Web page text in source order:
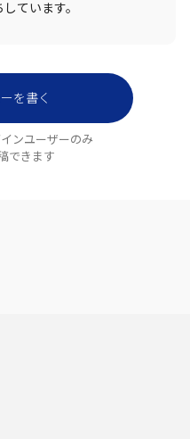
ています。
を書く
ンユーザーのみ
できます